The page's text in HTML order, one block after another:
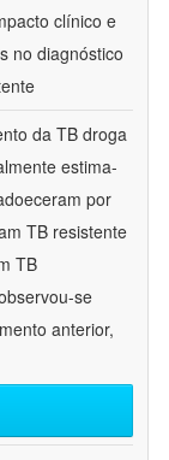
clínico e
no diagnóstico
da TB droga
estima-
por
TB resistente
TB
se
anterior,